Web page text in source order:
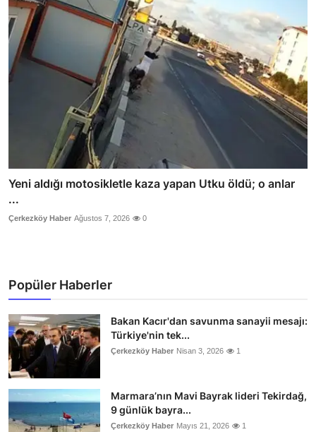
Yeni aldığı motosikletle kaza yapan Utku öldü; o anlar
...
Çerkezköy Haber Ağustos 7, 2026 0
Popüler Haberler
Bakan Kacır'dan savunma sanayii mesajı:
Türkiye'nin tek...
Çerkezköy Haber Nisan 3, 2026 1
Marmara’nın Mavi Bayrak lideri Tekirdağ,
9 günlük bayra...
Çerkezköy Haber Mayıs 21, 2026 1